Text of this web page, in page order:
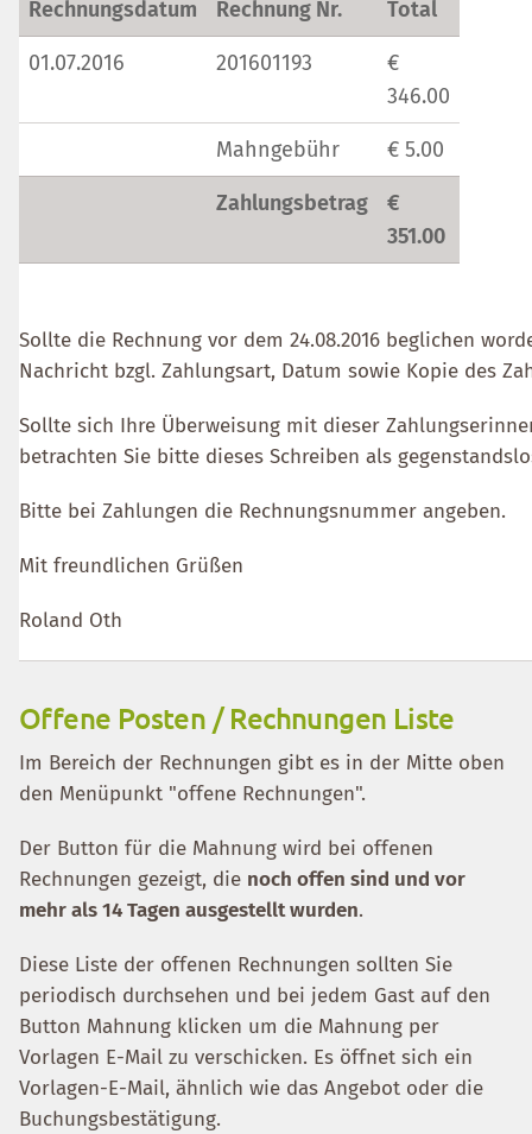
Rechnungsdatum Rechnung Nr. Total
01.07.2016 201601193
€
346.00
Mahngebühr € 5.00
Zahlungsbetrag
€
351.00
Sollte die Rechnung vor dem 24.08.2016 beglichen
Nachricht bzgl. Zahlungsart, Datum sowie Kopie des
Sollte sich Ihre Überweisung mit dieser
betrachten Sie bitte dieses Schreiben als
Bitte bei Zahlungen die Rechnungsnummer angeben.
Mit freundlichen Grüßen
Roland Oth
Offene Posten / Rechnungen Liste
Im Bereich der Rechnungen gibt es in der Mitte oben
den Menüpunkt "offene Rechnungen".
Der Button für die Mahnung wird bei offenen
Rechnungen gezeigt, die noch offen sind und vor
mehr als 14 Tagen ausgestellt wurden.
Diese Liste der offenen Rechnungen sollten Sie
periodisch durchsehen und bei jedem Gast auf den
Button Mahnung klicken um die Mahnung per
Vorlagen E-Mail zu verschicken. Es öffnet sich ein
Vorlagen-E-Mail, ähnlich wie das Angebot oder die
Buchungsbestätigung.